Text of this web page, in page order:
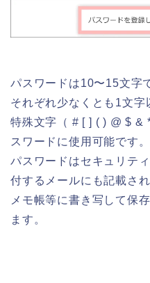
パスワードは10〜15文字
それぞれ少なくとも1文字
特殊文字（ # [ ] ( ) @ $ &
スワードに使用可能です。
パスワードはセキュリテ
付するメールにも記載さ
メモ帳等に書き写して保
ます。